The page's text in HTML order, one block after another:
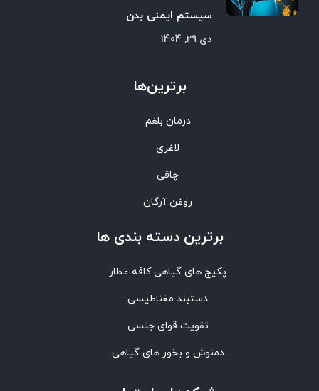
سیستم ایمنی بدن
دی 29, 1404
برترین‌ها
درمان بلغم
لاغری
چاقی
روغن آرگان
برترین‌ دسته بندی ها
پکیج های گیاهی کافه عطار
دستبند مغناطیسی
تقویت قوای جنسی
دمنوش و بخور های گیاهی